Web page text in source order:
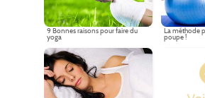
9 Bonnes raisons pour faire du
yoga
La méthode
poupe !